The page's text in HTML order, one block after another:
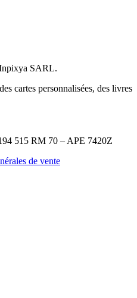
SARL.
cartes personnalisées, des livres
515 RM 70 – APE 7420Z
de vente